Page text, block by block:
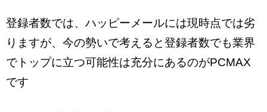
登録者数では、ハッピーメールには現時点では劣
りますが、今の勢いで考えると登録者数でも業界
でトップに立つ可能性は充分にあるのがPCMAX
です